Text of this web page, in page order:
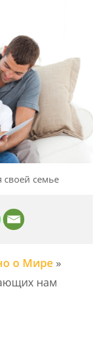
своей семье
о Мире »
нам